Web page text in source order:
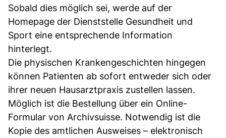
Sobald dies möglich sei, werde auf der
Homepage der Dienststelle Gesundheit und
Sport eine entsprechende Information
hinterlegt.
Die physischen Krankengeschichten hingegen
können Patienten ab sofort entweder sich oder
ihrer neuen Hausarztpraxis zustellen lassen.
Möglich ist die Bestellung über ein Online-
Formular von Archivsuisse. Notwendig ist die
Kopie des amtlichen Ausweises – elektronisch